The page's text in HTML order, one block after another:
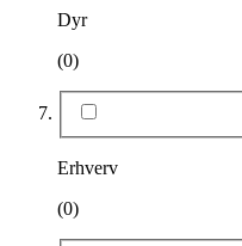
Dyr
(0)
Erhverv
(0)